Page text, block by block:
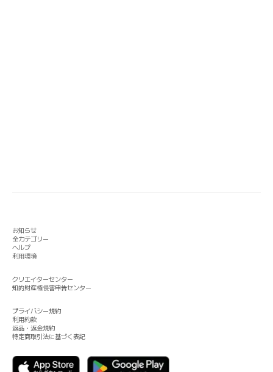
お知らせ
全カテゴリー
ヘルプ
利用環境
クリエイターセンター
知的財産権侵害申告センター
プライバシー規約
利用約款
返品・返金規約
特定商取引法に基づく表記